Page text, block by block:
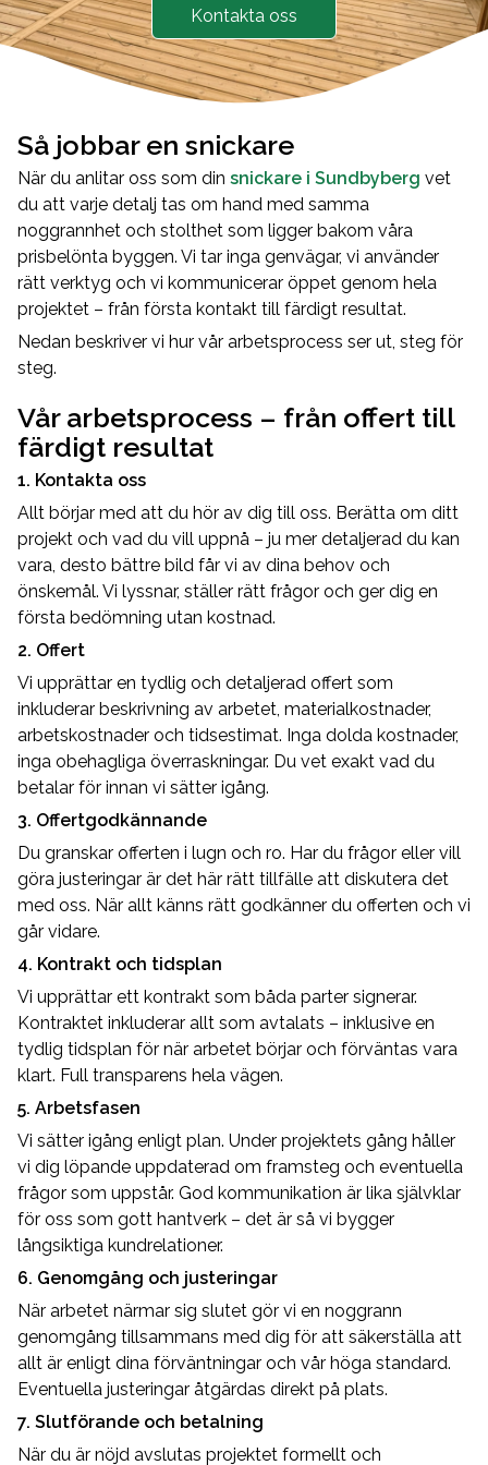
Kontakta oss
Så jobbar en snickare
När du anlitar oss som din snickare i Sundbyberg vet
du att varje detalj tas om hand med samma
noggrannhet och stolthet som ligger bakom våra
prisbelönta byggen. Vi tar inga genvägar, vi använder
rätt verktyg och vi kommunicerar öppet genom hela
projektet – från första kontakt till färdigt resultat.
Nedan beskriver vi hur vår arbetsprocess ser ut, steg för
steg.
Vår arbetsprocess – från offert till
färdigt resultat
1. Kontakta oss
Allt börjar med att du hör av dig till oss. Berätta om ditt
projekt och vad du vill uppnå – ju mer detaljerad du kan
vara, desto bättre bild får vi av dina behov och
önskemål. Vi lyssnar, ställer rätt frågor och ger dig en
första bedömning utan kostnad.
2. Offert
Vi upprättar en tydlig och detaljerad offert som
inkluderar beskrivning av arbetet, materialkostnader,
arbetskostnader och tidsestimat. Inga dolda kostnader,
inga obehagliga överraskningar. Du vet exakt vad du
betalar för innan vi sätter igång.
3. Offertgodkännande
Du granskar offerten i lugn och ro. Har du frågor eller vill
göra justeringar är det här rätt tillfälle att diskutera det
med oss. När allt känns rätt godkänner du offerten och vi
går vidare.
4. Kontrakt och tidsplan
Vi upprättar ett kontrakt som båda parter signerar.
Kontraktet inkluderar allt som avtalats – inklusive en
tydlig tidsplan för när arbetet börjar och förväntas vara
klart. Full transparens hela vägen.
5. Arbetsfasen
Vi sätter igång enligt plan. Under projektets gång håller
vi dig löpande uppdaterad om framsteg och eventuella
frågor som uppstår. God kommunikation är lika självklar
för oss som gott hantverk – det är så vi bygger
långsiktiga kundrelationer.
6. Genomgång och justeringar
När arbetet närmar sig slutet gör vi en noggrann
genomgång tillsammans med dig för att säkerställa att
allt är enligt dina förväntningar och vår höga standard.
Eventuella justeringar åtgärdas direkt på plats.
7. Slutförande och betalning
När du är nöjd avslutas projektet formellt och